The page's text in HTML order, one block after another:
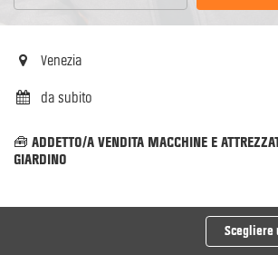
Venezia
da subito
🧰 ADDETTO/A VENDITA MACCHINE E
GIARDINO
Scegliere